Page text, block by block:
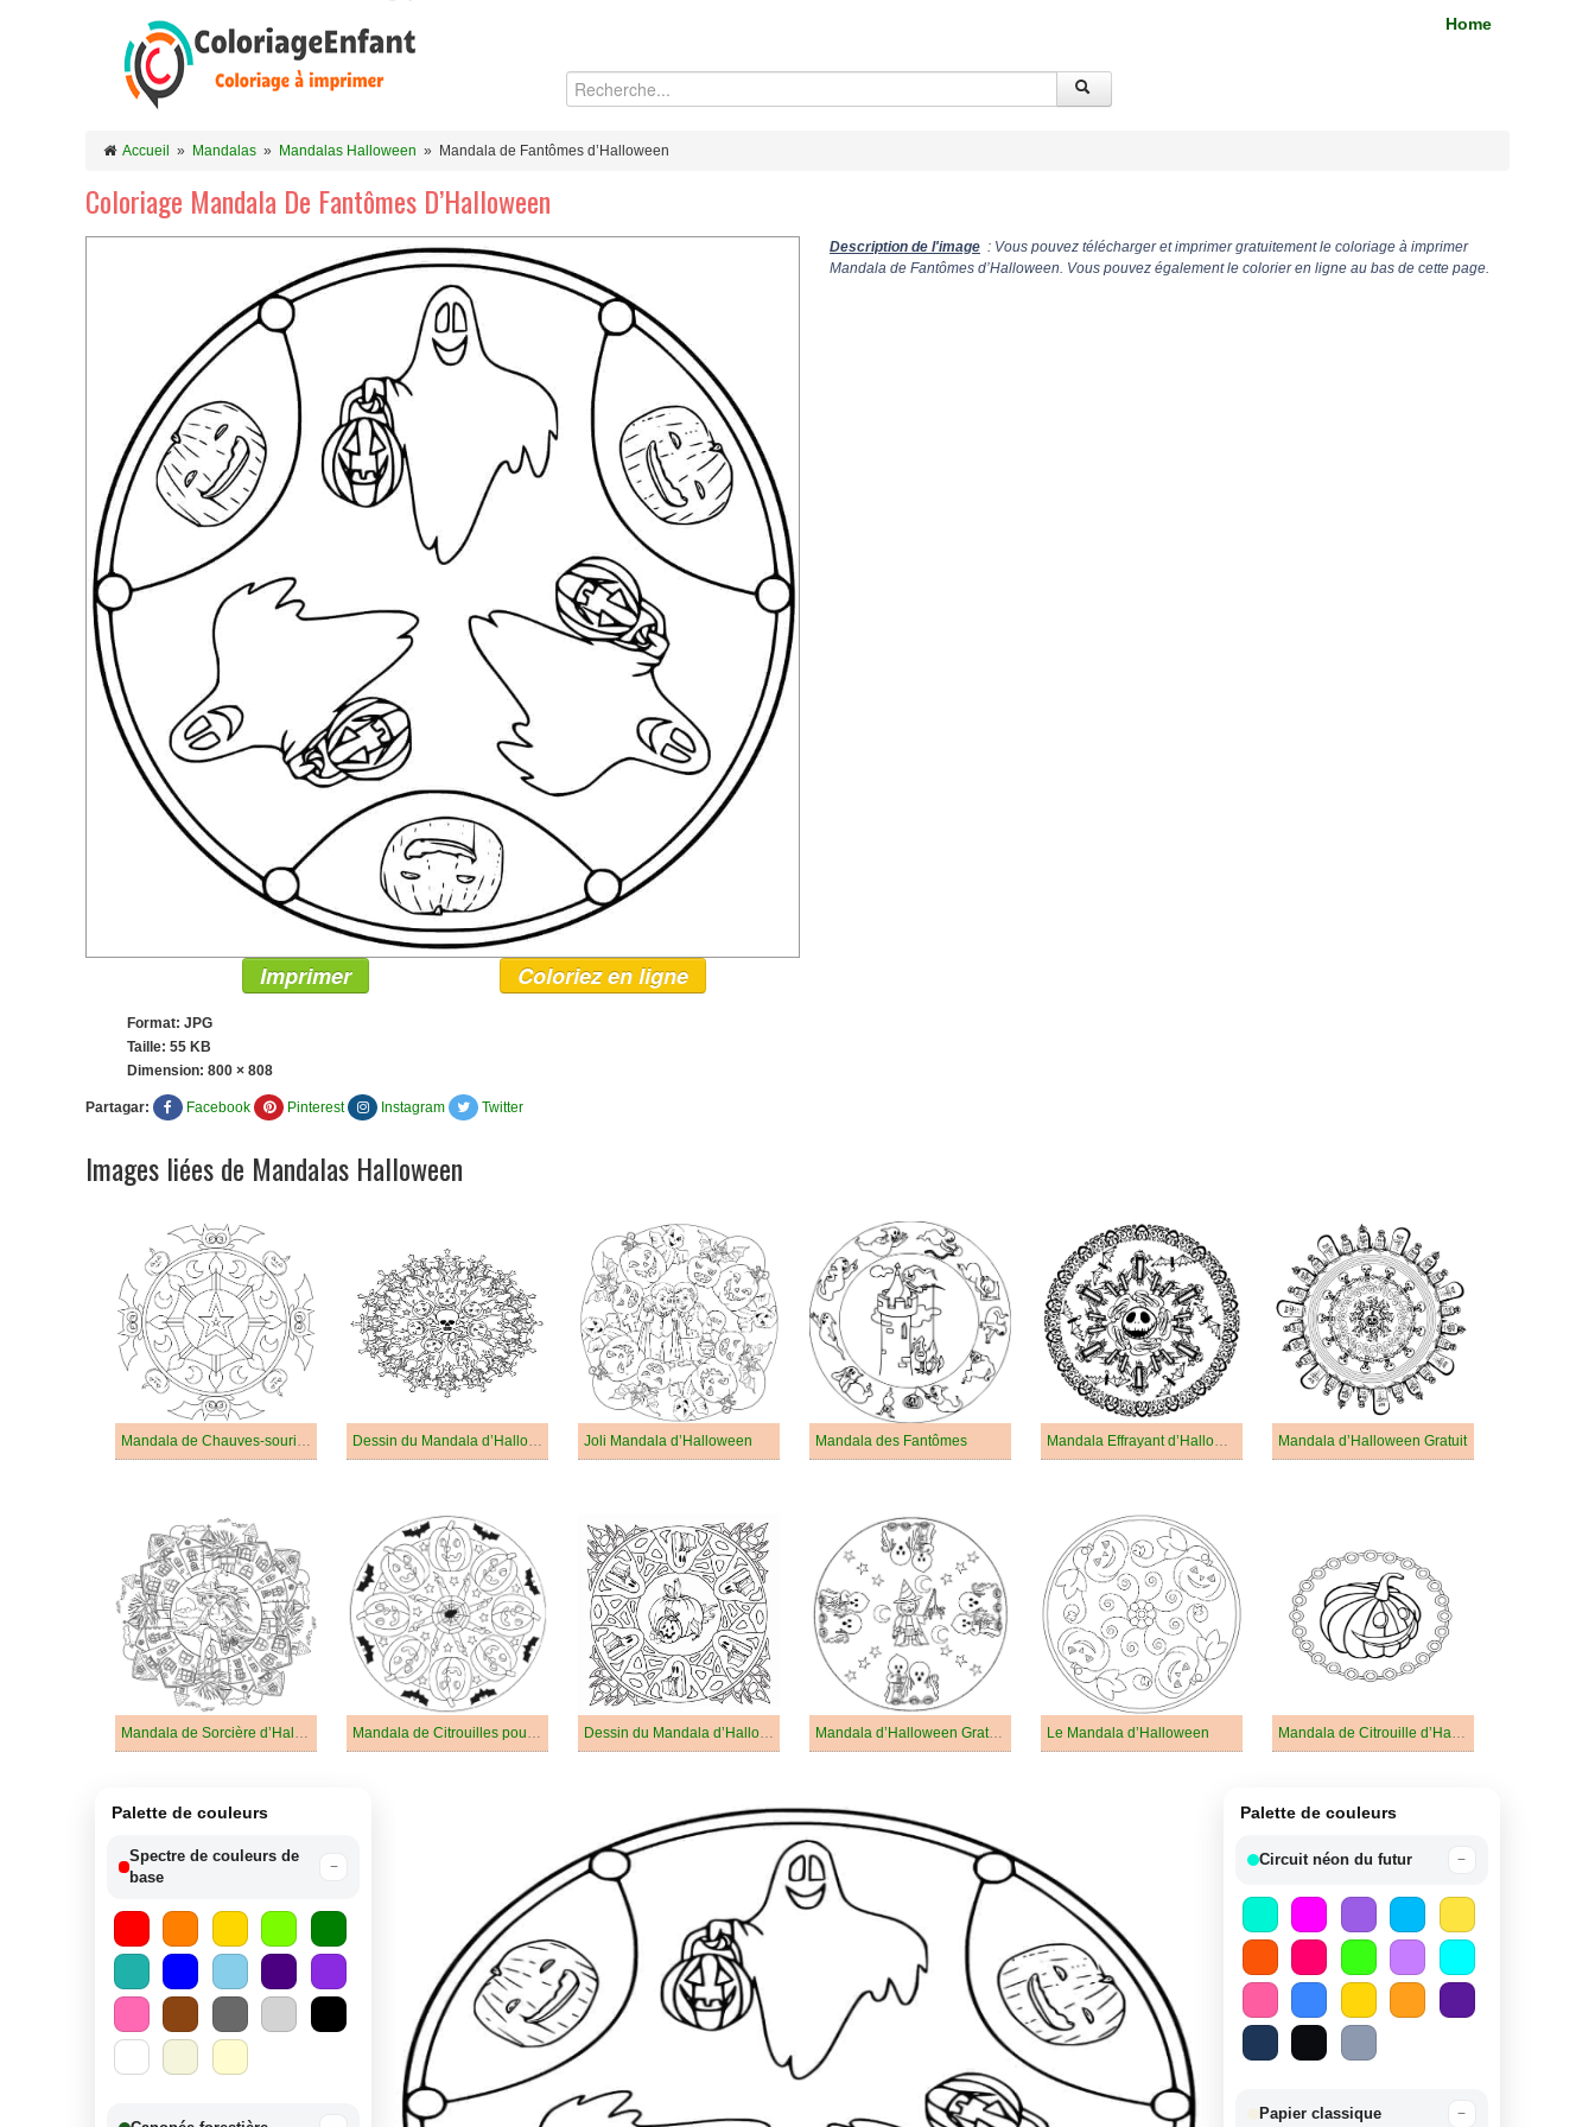
Home
Accueil » Mandalas » Mandalas Halloween » Mandala de Fantômes d’Halloween
Coloriage Mandala De Fantômes D’Halloween
Description de l'image : Vous pouvez télécharger et imprimer gratuitement le coloriage à imprimer
Mandala de Fantômes d’Halloween. Vous pouvez également le colorier en ligne au bas de cette page.
Imprimer Coloriez en ligne
Format: JPG
Taille: 55 KB
Dimension: 800 × 808
Partagar: Facebook Pinterest Instagram Twitter
Images liées de Mandalas Halloween
Mandala de Chauves-souris d’Halloween Dessin du Mandala d’Halloween Gratuit Joli Mandala d’Halloween Mandala des Fantômes Mandala Effrayant d’Halloween Mandala d’Halloween Gratuit
Mandala de Sorcière d’Halloween Mandala de Citrouilles pour Halloween Dessin du Mandala d’Halloween Mandala d’Halloween Gratuit Pour les Enfants Le Mandala d’Halloween Mandala de Citrouille d’Halloween
Palette de couleurs
Spectre de couleurs de
base
−
Palette de couleurs
Circuit néon du futur −
Papier classique −